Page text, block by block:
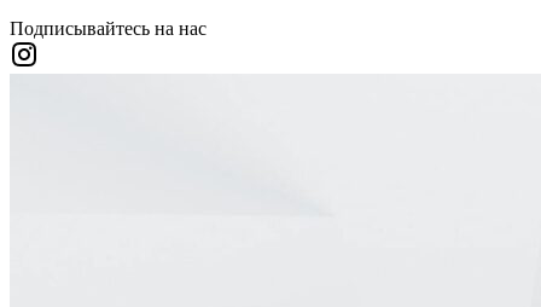
Подписывайтесь на нас